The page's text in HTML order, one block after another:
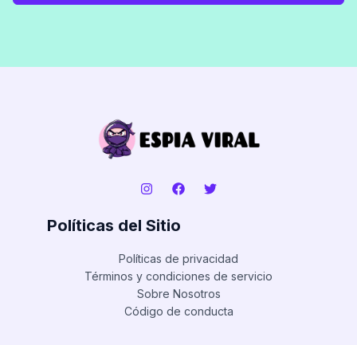
Políticas del Sitio
Políticas de privacidad
Términos y condiciones de servicio
Sobre Nosotros
Código de conducta